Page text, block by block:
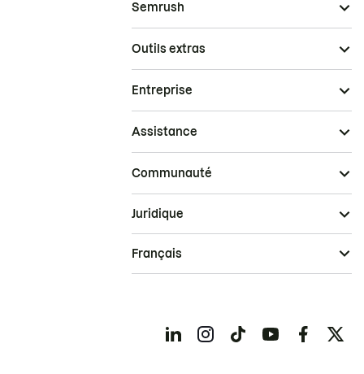
Semrush
Outils extras
Entreprise
Assistance
Communauté
Juridique
Français